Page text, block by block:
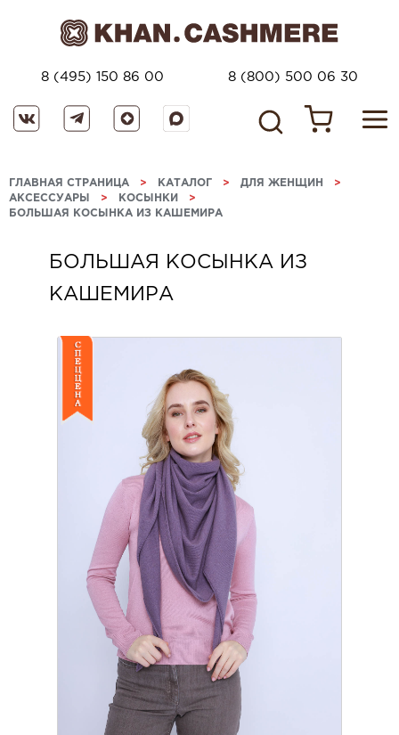
8 (495) 150 86 00 8 (800) 500 06 30
ГЛАВНАЯ СТРАНИЦА > КАТАЛОГ > ДЛЯ ЖЕНЩИН >
АКСЕССУАРЫ > КОСЫНКИ >
БОЛЬШАЯ КОСЫНКА ИЗ КАШЕМИРА
БОЛЬШАЯ КОСЫНКА ИЗ
КАШЕМИРА